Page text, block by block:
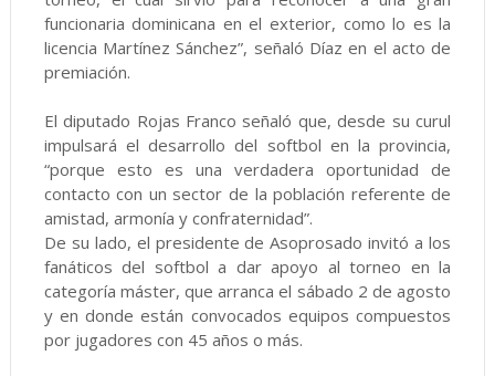
funcionaria dominicana en el exterior, como lo es la
licencia Martínez Sánchez”, señaló Díaz en el acto de
premiación.
El diputado Rojas Franco señaló que, desde su curul
impulsará el desarrollo del softbol en la provincia,
“porque esto es una verdadera oportunidad de
contacto con un sector de la población referente de
amistad, armonía y confraternidad”.
De su lado, el presidente de Asoprosado invitó a los
fanáticos del softbol a dar apoyo al torneo en la
categoría máster, que arranca el sábado 2 de agosto
y en donde están convocados equipos compuestos
por jugadores con 45 años o más.